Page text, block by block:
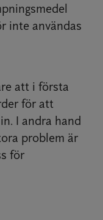
inte användas
att i första
för att
I andra hand
problem är
för